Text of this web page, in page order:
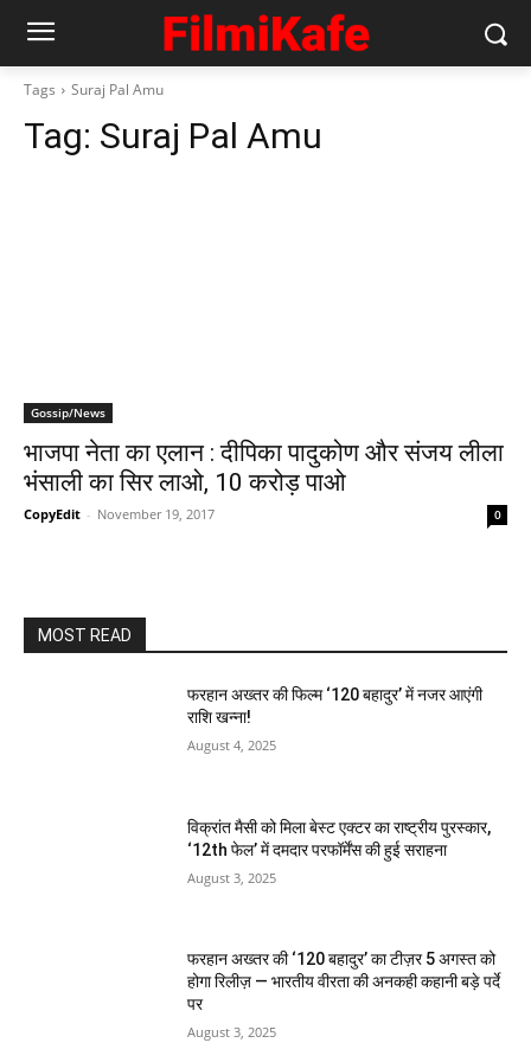
Tags Suraj Pal Amu
Tag: Suraj Pal Amu
Gossip/News
भाजपा नेता का एलान : दीपिका पादुकोण और संजय लीला
भंसाली का सिर लाओ, 10 करोड़ पाओ
CopyEdit - November 19, 2017 0
MOST READ
फरहान अख्तर की फिल्म ‘120 बहादुर’ में नजर आएंगी
राशि खन्ना!
August 4, 2025
विक्रांत मैसी को मिला बेस्ट एक्टर का राष्ट्रीय पुरस्कार,
‘12th फेल’ में दमदार परफॉर्मेंस की हुई सराहना
August 3, 2025
फरहान अख्तर की ‘120 बहादुर’ का टीज़र 5 अगस्त को
होगा रिलीज़ — भारतीय वीरता की अनकही कहानी बड़े पर्दे
पर
August 3, 2025